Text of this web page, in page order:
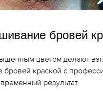
бровей
цветом делают
бровей краской с
результат.